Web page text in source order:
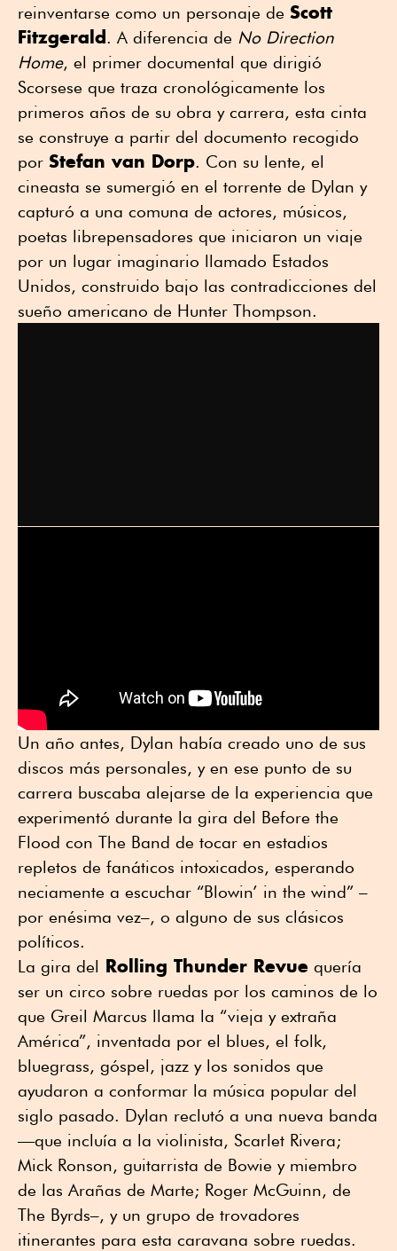
reinventarse como un personaje de Scott
Fitzgerald. A diferencia de No Direction
Home, el primer documental que dirigió
Scorsese que traza cronológicamente los
primeros años de su obra y carrera, esta cinta
se construye a partir del documento recogido
por Stefan van Dorp. Con su lente, el
cineasta se sumergió en el torrente de Dylan y
capturó a una comuna de actores, músicos,
poetas librepensadores que iniciaron un viaje
por un lugar imaginario llamado Estados
Unidos, construido bajo las contradicciones del
sueño americano de Hunter Thompson.
Un año antes, Dylan había creado uno de sus
discos más personales, y en ese punto de su
carrera buscaba alejarse de la experiencia que
experimentó durante la gira del Before the
Flood con The Band de tocar en estadios
repletos de fanáticos intoxicados, esperando
neciamente a escuchar “Blowin’ in the wind” –
por enésima vez–, o alguno de sus clásicos
políticos.
La gira del Rolling Thunder Revue quería
ser un circo sobre ruedas por los caminos de lo
que Greil Marcus llama la “vieja y extraña
América”, inventada por el blues, el folk,
bluegrass, góspel, jazz y los sonidos que
ayudaron a conformar la música popular del
siglo pasado. Dylan reclutó a una nueva banda
—que incluía a la violinista, Scarlet Rivera;
Mick Ronson, guitarrista de Bowie y miembro
de las Arañas de Marte; Roger McGuinn, de
The Byrds–, y un grupo de trovadores
itinerantes para esta caravana sobre ruedas.